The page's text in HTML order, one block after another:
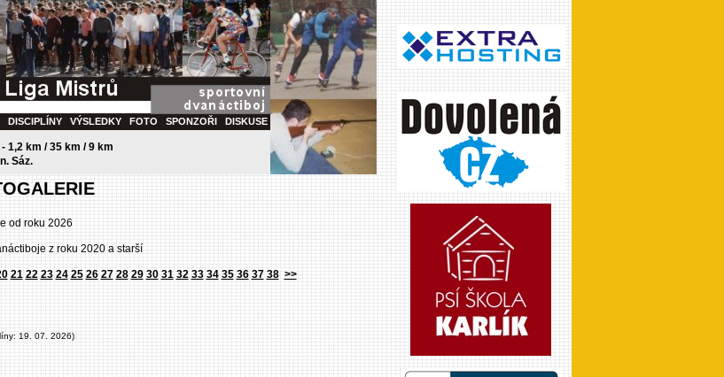
DISCIPLÍNY VÝSLEDKY FOTO SPONZOŘI DISKUSE
- 1,2 km / 35 km / 9 km
Sáz.
od roku 2026
z roku 2020 a starší
21 22 23 24 25 26 27 28 29 30 31 32 33 34 35 36 37 38 >>
19. 07. 2026)